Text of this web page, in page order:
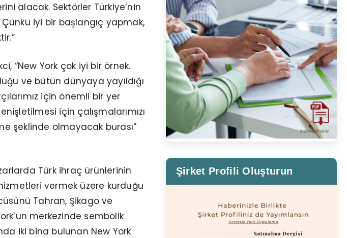
alacak. Sektörler Türkiye’nin
iyi bir başlangıç yapmak,
“New York çok iyi bir örnek.
ve bütün dünyaya yayıldığı
için önemli bir yer
için çalışmalarımızı
şeklinde olmayacak burası”
Türk ihraç ürünlerinin
vermek üzere kurduğu
Tahran, Şikago ve
merkezinde sembolik
iki bina bulunan New York
Şirket Profili Oluşturun